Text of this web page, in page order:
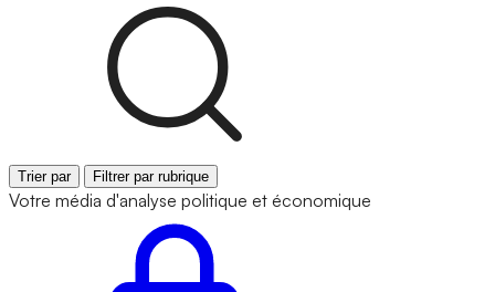
Trier par Filtrer par rubrique
Votre média d'analyse politique et économique